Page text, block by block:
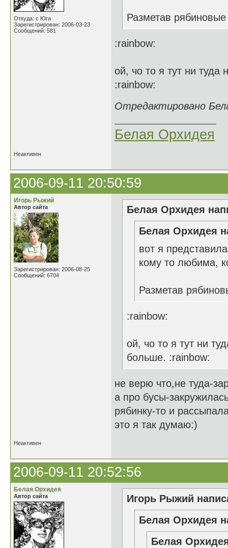
Откуда: с Юга
Зарегистрирован: 2006-03-23
Сообщений: 581
Разметав
:rainbow:
ой, чо то я тут ни
:rainbow:
Отредактировано
Белая Орхидея
Неактивен
2006-09-11 20:50:59
Игорь Рыжий
Автор сайта
Зарегистрирован: 2006-08-25
Сообщений: 6704
Белая Орхидея
Белая Орхидея
вот я
кому то любима,
Разметав
:rainbow:
ой, чо то я тут ни
больше. :rainbow:
не верю что,не туда-
а про бусы-
рябинку-то и
это я так думаю:)
Неактивен
2006-09-11 20:52:56
Белая Орхидея
Автор сайта
Игорь Рыжий
Белая Орхидея
Белая